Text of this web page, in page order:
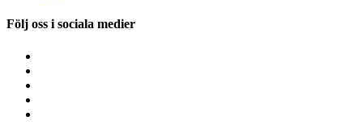
Följ oss i sociala medier